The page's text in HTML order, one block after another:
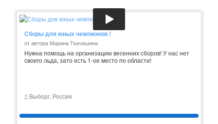
Сборы для юных чемпионов !
от автора Марина Ткачишина
Нужна помощь на организацию весенних сборов! У нас нет
своего льда, зато есть 1-ое место по области!
Выборг, Россия